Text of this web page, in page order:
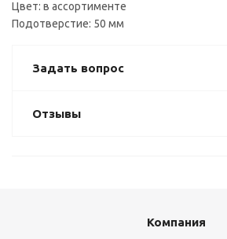
Цвет: в ассортименте
Подотверстие: 50 мм
Задать вопрос
Отзывы
Компания